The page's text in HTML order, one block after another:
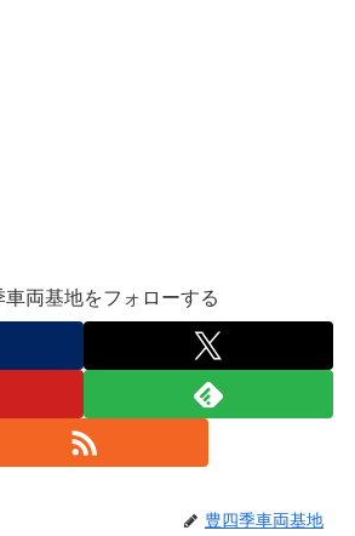
車両基地をフォローする
豊四季車両基地